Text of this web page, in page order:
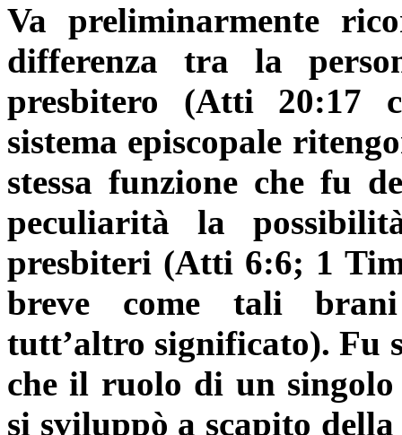
Va preliminarmente
differenza tra la
presbitero (Atti 20:17
sistema episcopale
stessa funzione che fu
peculiarità la
presbiteri (Atti 6:6; 1
breve come tali brani
tutt’altro significato). Fu
che il ruolo di un singolo
si sviluppò a scapito